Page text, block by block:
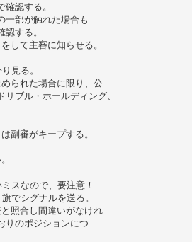
認する。
一部が触れた場合も
する。
して主審に知らせる。
見る。
られた場合に限り、公
ブル・ホールディング、
副審がキープする。
スなので、要注意！
でシグナルを送る。
照合し間違いがなけれ
りのポジションにつ